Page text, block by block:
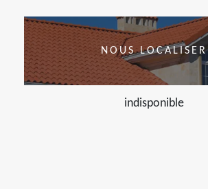
NOUS LOCALISER
indisponible